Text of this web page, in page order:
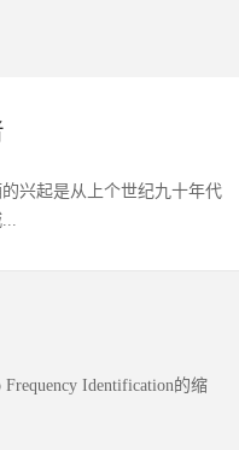
兴起是从上个世纪九十年代
Identification的缩